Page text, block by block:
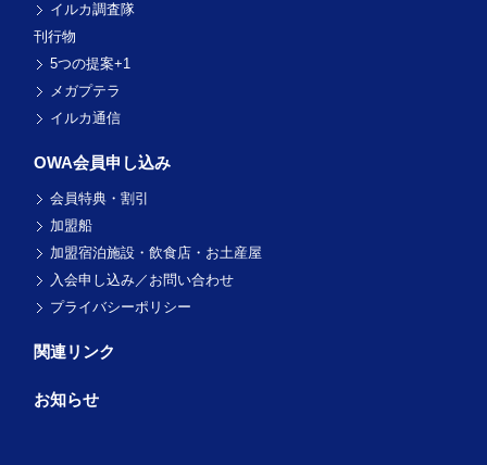
イルカ調査隊
刊行物
5つの提案+1
メガプテラ
イルカ通信
OWA会員申し込み
会員特典・割引
加盟船
加盟宿泊施設・飲食店・お土産屋
入会申し込み／お問い合わせ
プライバシーポリシー
関連リンク
お知らせ